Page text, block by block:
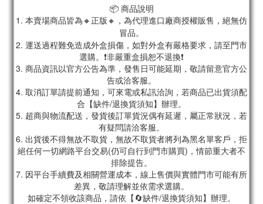
📦 商品說明
1. 本賣場商品皆為🔸正版🔸，為代理進口廠商授權販售，絕無仿
冒品。
2. 運送過程難免造成外盒損傷，如對外盒有嚴格要求，請至門市
選購。❗非嚴重盒損恕不退換❗
3. 商品資訊以官方公告為準，發售日可能延期，敬請留意官方公
告或洽客服。
4. 取消訂單請提前通知，可來電或私訊洽詢，若商品已出貨須配
合【缺件/退換貨須知】辦理。
5. 超商與物流配送，發貨後訂單貨況偶有延遲，屬正常狀況，若
有疑問請洽客服。
6. 出貨後不得無故不取貨，無故不取貨者將列為黑名單客戶，拒
絕任何一切網路平台交易(仍可自行到門市購買)，情節重大者不
排除提告。
7. 因平台手續費及相關營運成本，線上售價與實體門市可能有所
差異，敬請理解並依需求選購。
如確定不領收該商品，請依【🔄缺件/退換貨須知】辦理。